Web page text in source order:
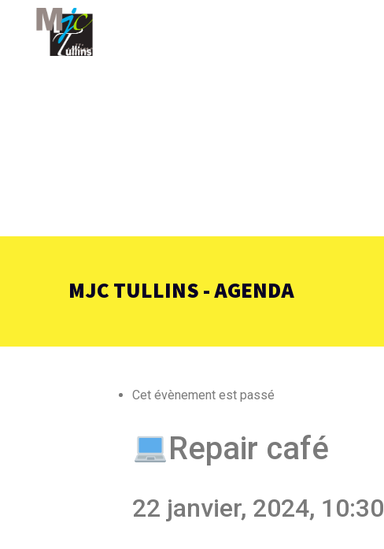
MJC TULLINS - AGENDA
Cet évènement est passé
Repair café
22 janvier, 2024, 10:30